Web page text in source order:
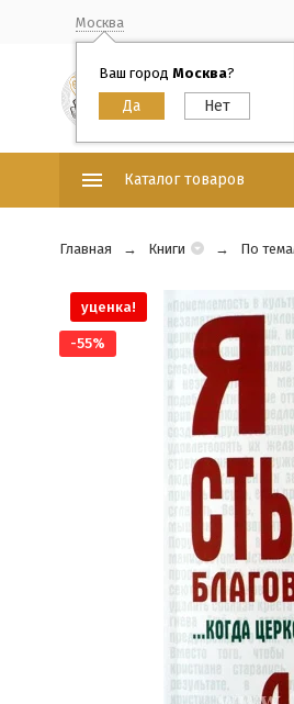
Москва
Ваш город Москва?
Каталог товаров
Главная Книги По
уценка!
-55%